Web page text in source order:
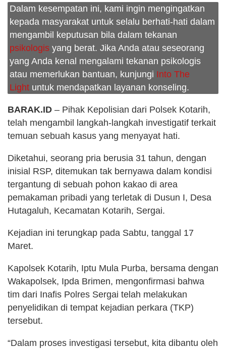
Dalam kesempatan ini, kami ingin mengingatkan
kepada masyarakat untuk selalu berhati-hati dalam
mengambil keputusan bila dalam tekanan
psikologisyang berat. Jika Anda atau seseorang
yang Anda kenal mengalami tekanan psikologis
atau memerlukan bantuan, kunjungi Into The
Lightuntuk mendapatkan layanan konseling.
BARAK.ID – Pihak Kepolisian dari Polsek Kotarih,
telah mengambil langkah-langkah investigatif terkait
temuan sebuah kasus yang menyayat hati.
Diketahui, seorang pria berusia 31 tahun, dengan
inisial RSP, ditemukan tak bernyawa dalam kondisi
tergantung di sebuah pohon kakao di area
pemakaman pribadi yang terletak di Dusun I, Desa
Hutagaluh, Kecamatan Kotarih, Sergai.
Kejadian ini terungkap pada Sabtu, tanggal 17
Maret.
Kapolsek Kotarih, Iptu Mula Purba, bersama dengan
Wakapolsek, Ipda Brimen, mengonfirmasi bahwa
tim dari Inafis Polres Sergai telah melakukan
penyelidikan di tempat kejadian perkara (TKP)
tersebut.
“Dalam proses investigasi tersebut, kita dibantu oleh